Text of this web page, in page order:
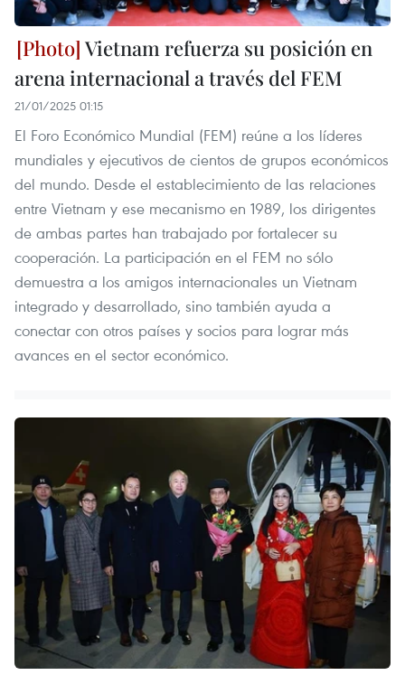
Vietnam refuerza su posición en
arena internacional a través del FEM
21/01/2025 01:15
El Foro Económico Mundial (FEM) reúne a los líderes
mundiales y ejecutivos de cientos de grupos económicos
del mundo. Desde el establecimiento de las relaciones
entre Vietnam y ese mecanismo en 1989, los dirigentes
de ambas partes han trabajado por fortalecer su
cooperación. La participación en el FEM no sólo
demuestra a los amigos internacionales un Vietnam
integrado y desarrollado, sino también ayuda a
conectar con otros países y socios para lograr más
avances en el sector económico.